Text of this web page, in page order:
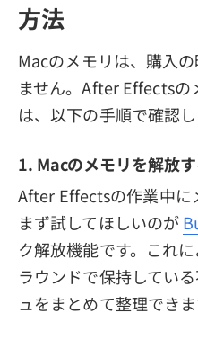
方法
Macのメモリは、購入
ません。After Effectsの
は、以下の手順で確認し
1. Macのメモリを解放
After Effectsの作業中に
まず試してほしいのが
ク解放機能です。これ
ラウンドで保持してい
ュをまとめて整理できま